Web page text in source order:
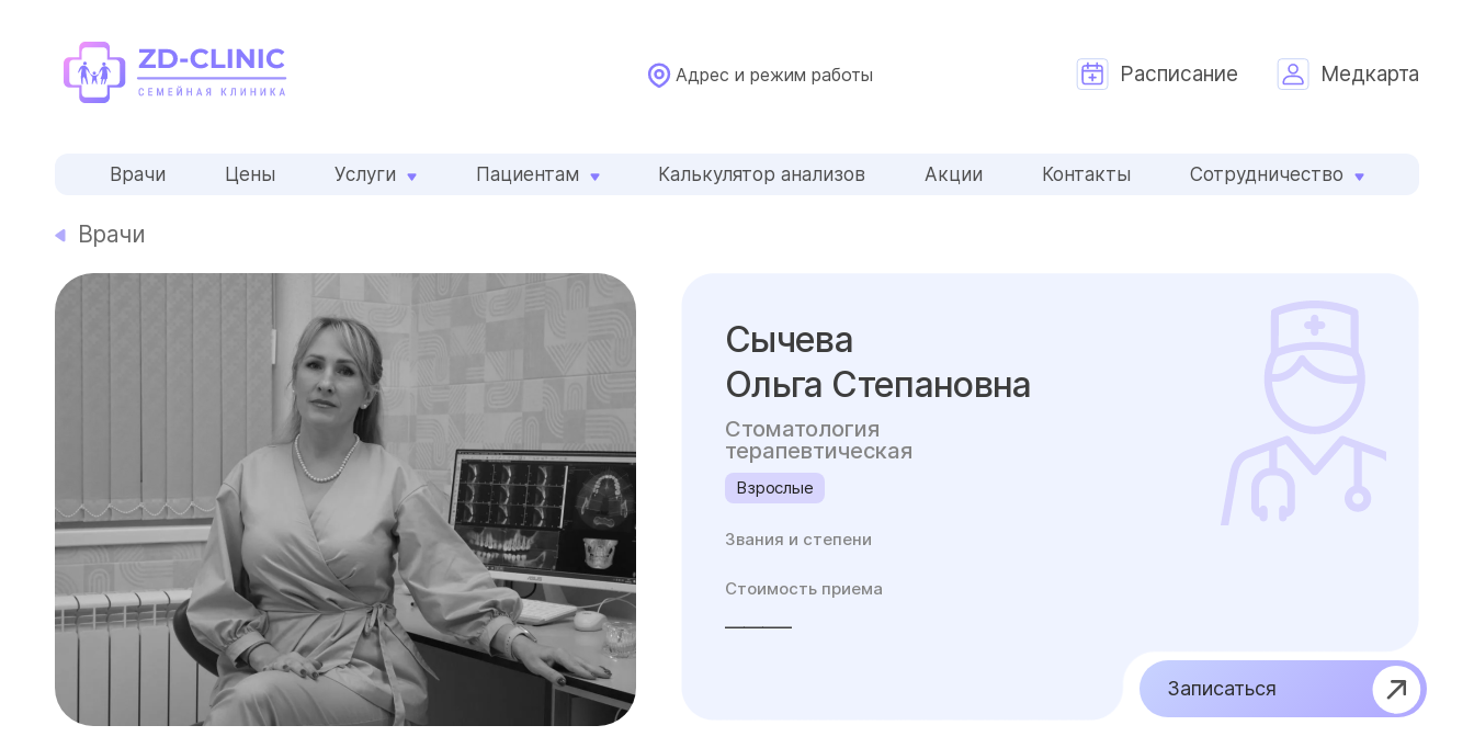
Адрес и режим работы Расписание Медкарта
Врачи Цены Услуги Пациентам Калькулятор анализов Акции Контакты Сотрудничество
Врачи
Сычева
Ольга Степановна
Стоматология
терапевтическая
Взрослые
Звания и степени
Стоимость приема
Записаться